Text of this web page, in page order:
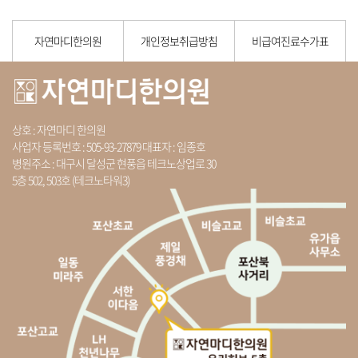
자연마디한의원 개인정보취급방침 비급여진료수가표
상호 : 자연마디 한의원
사업자 등록번호 : 505-93-27879 대표자 : 임종호
병원주소 : 대구시 달성군 현풍읍 테크노상업로 30
5층 502, 503호 (테크노타워3)